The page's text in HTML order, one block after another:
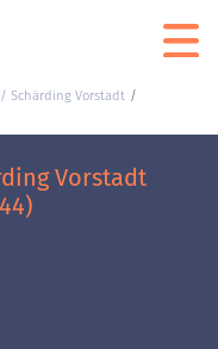
Schärding Vorstadt
Vorstadt